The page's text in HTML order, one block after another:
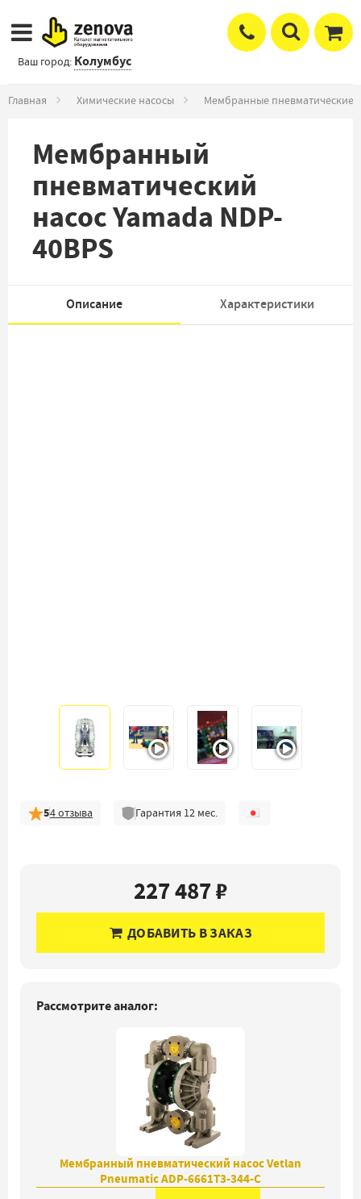
Ваш город: Колумбус
Главная Химические насосы Мембранные пневматические
Мембранный
пневматический
насос Yamada NDP-
40BPS
Описание Характеристики
54отзыва Гарантия 12мес.
227 487 ₽
ДОБАВИТЬ В ЗАКАЗ
Рассмотрите аналог:
Мембранный пневматический насос Vetlan
Pneumatic ADP-6661T3-344-C